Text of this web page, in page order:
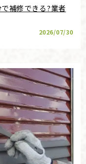
補修できる?業者
2026/07/30